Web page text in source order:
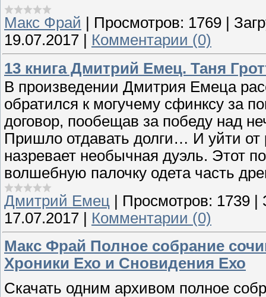
Макс Фрай Просмотров: 1769
19.07.2017
Комментарии (0)
13 книга Дмитрий Емец. Таня
В произведении Дмитрия Емеца
обратился к могучему сфинксу за
договор, пообещав за победу над
Пришло отдавать долги… И уйти от
назревает необычная дуэль. Этот
волшебную палочку одета часть
Дмитрий Емец | Просмотров: 1739 |
17.07.2017 | Комментарии (0)
Макс Фрай Полное собрание
Хроники Ехо и Сновидения Ехо
Скачать одним архивом полное